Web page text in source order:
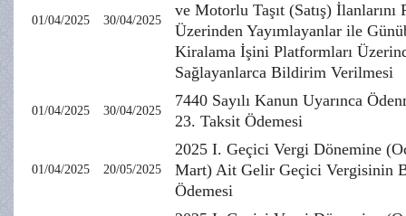
01/04/2025 30/04/2025
ve Motorlu Taşıt (Satış) İlanlarını
Üzerinden Yayımlayanlar ile
Kiralama İşini Platformları
Sağlayanlarca Bildirim Verilmesi
01/04/2025 30/04/2025
7440 Sayılı Kanun Uyarınca
23. Taksit Ödemesi
01/04/2025 20/05/2025
2025 I. Geçici Vergi Dönemine
Mart) Ait Gelir Geçici Vergisinin
Ödemesi